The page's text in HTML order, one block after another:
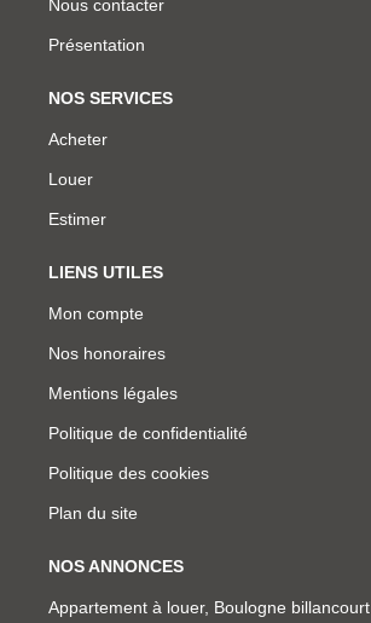
Nous contacter
Présentation
NOS SERVICES
Acheter
Louer
Estimer
LIENS UTILES
Mon compte
Nos honoraires
Mentions légales
Politique de confidentialité
Politique des cookies
Plan du site
NOS ANNONCES
Appartement à louer, Boulogne billancourt